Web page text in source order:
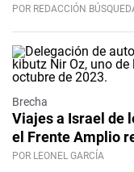
POR REDACCIÓN
Brecha
Viajes a Israel de
el Frente Amplio
POR LEONEL GARCÍA